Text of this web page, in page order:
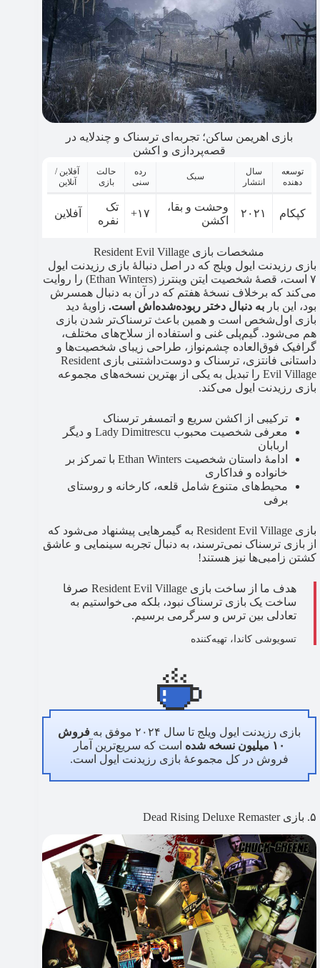
بازی اهریمن ساکن؛ تجربه‌ای ترسناک و چند‌لایه در
قصه‌پردازی و اکشن
توسعه
دهنده
سال
انتشار
سبک
رده
سنی
حالت
بازی
آفلاین /
آنلاین
کپکام ۲۰۲۱
وحشت و بقا،
اکشن
۱۷+
تک
نفره
آفلاین
مشخصات بازی Resident Evil Village
بازی رزیدنت ایول ویلج که در اصل دنبالهٔ بازی رزیدنت ایول
۷ است، قصهٔ شخصیت ایتن وینترز (Ethan Winters) را روایت
می‌کند که برخلاف نسخهٔ هفتم که در آن به دنبال همسرش
بود، این بار به دنبال دختر ربوده‌شده‌اش است. زاویهٔ دید
بازی اول‌شخص است و همین باعث ترسناک‌تر شدن بازی
هم می‌شود. گیم‌پلی غنی و استفاده از سلاح‌های مختلف،
گرافیک فوق‌العاده چشم‌نواز، طراحی زیبای شخصیت‌ها و
داستانی فانتزی، ترسناک و دوست‌داشتنی بازی Resident
Evil Village را تبدیل به یکی از بهترین نسخه‌های مجموعه
بازی رزیدنت ایول می‌کند.
ترکیبی از اکشن سریع و اتمسفر ترسناک
معرفی شخصیت محبوب Lady Dimitrescu و دیگر
اربابان
ادامهٔ داستان شخصیت Ethan Winters با تمرکز بر
خانواده و فداکاری
محیط‌های متنوع شامل قلعه، کارخانه و روستای
برفی
بازی Resident Evil Village به گیمرهایی پیشنهاد می‌شود که
از بازی ترسناک نمی‌ترسند، به دنبال تجربه سینمایی و عاشق
کشتن زامبی‌ها نیز هستند!
هدف ما از ساخت بازی Resident Evil Village صرفا
ساخت یک بازی ترسناک نبود، بلکه می‌خواستیم به
تعادلی بین ترس و سرگرمی برسیم.
تسویوشی کاندا، تهیه‌کننده
بازی رزیدنت ایول ویلج تا سال ۲۰۲۴ موفق به
فروش
۱۰ میلیون نسخه شده
است که سریع‌ترین آمار
فروش در کل مجموعهٔ بازی رزیدنت ایول است.
۵. بازی Dead Rising Deluxe Remaster